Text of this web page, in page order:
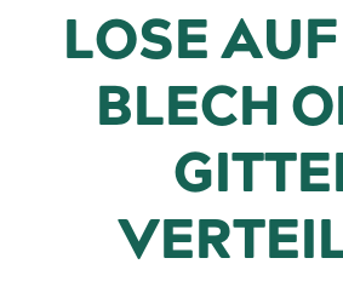
LOSE
BLECH